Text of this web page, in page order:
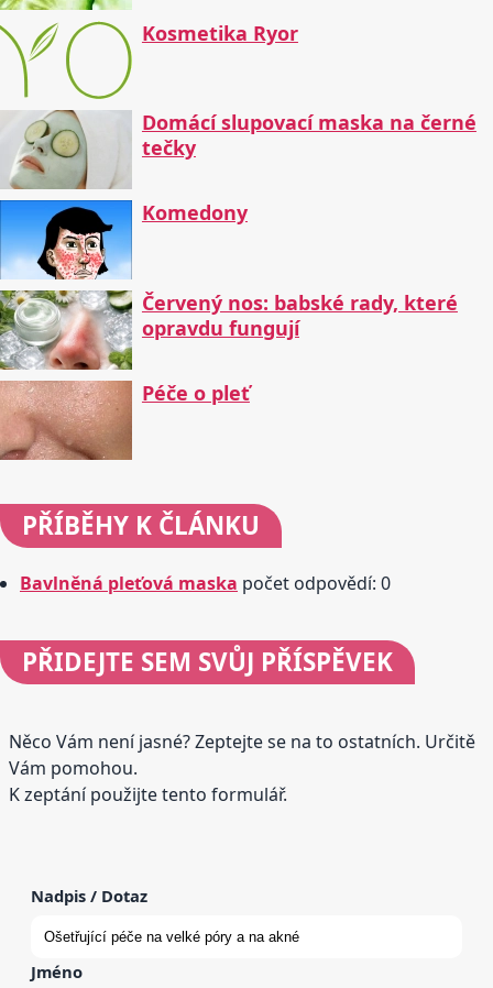
Kosmetika Ryor
Domácí slupovací maska na černé
tečky
Komedony
Červený nos: babské rady, které
opravdu fungují
Péče o pleť
PŘÍBĚHY K ČLÁNKU
Bavlněná pleťová maska počet odpovědí: 0
PŘIDEJTE SEM SVŮJ PŘÍSPĚVEK
Něco Vám není jasné? Zeptejte se na to ostatních. Určitě
Vám pomohou.
K zeptání použijte tento formulář.
Nadpis / Dotaz
Jméno